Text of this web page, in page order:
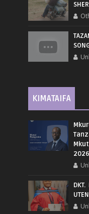
KIMATAIFA
2026
DKT.